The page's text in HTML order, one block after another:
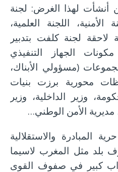
لهذا الغرض: لجنة
الأمنية، اللجنة العلمية،
لجنة كلفت بتدبير
الجهاز التنفيذي
(مسؤولي الأبناك،
محورية برزت بنيات
وزير الداخلية، وزير
الأمن الوطني…
المبادرة والاستقلالية
بلد مثل المغرب لاسيما
كبير في صفوف القوى